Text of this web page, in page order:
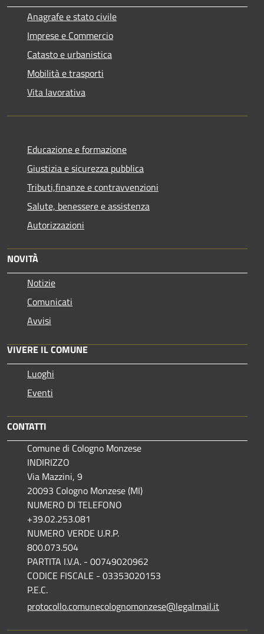
Anagrafe e stato civile
Imprese e Commercio
Catasto e urbanistica
Mobilità e trasporti
Vita lavorativa
Educazione e formazione
Giustizia e sicurezza pubblica
Tributi,finanze e contravvenzioni
Salute, benessere e assistenza
Autorizzazioni
NOVITÀ
Notizie
Comunicati
Avvisi
VIVERE IL COMUNE
Luoghi
Eventi
CONTATTI
Comune di Cologno Monzese
INDIRIZZO
Via Mazzini, 9
20093 Cologno Monzese (MI)
NUMERO DI TELEFONO
+39.02.253.081
NUMERO VERDE U.R.P.
800.073.504
PARTITA I.V.A. - 00749020962
CODICE FISCALE - 03353020153
P.E.C.
protocollo.comunecolognomonzese@legalmail.it